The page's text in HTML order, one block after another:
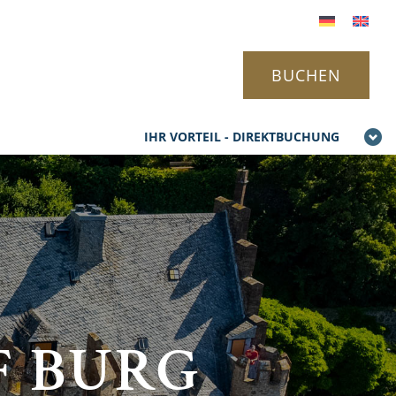
IHR VORTEIL - DIREKTBUCHUNG
BUCHEN
BURG